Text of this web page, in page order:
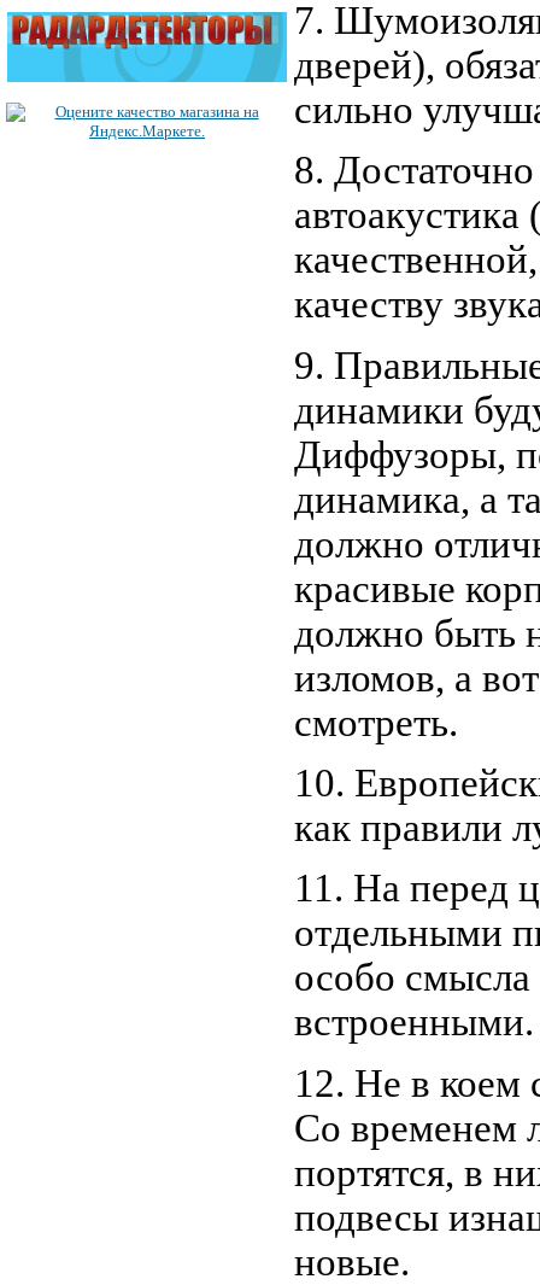
7.
дверей),
сильно
8.
качеству
9.
динамики
Диффузоры,
динамика, а
должно
красивые
должно быть
изломов, а
смотреть.
10.
как правили
11. На перед
отдельными
особо смысла
встроенными.
12. Не в коем
Со временем
портятся, в
подвесы
новые.